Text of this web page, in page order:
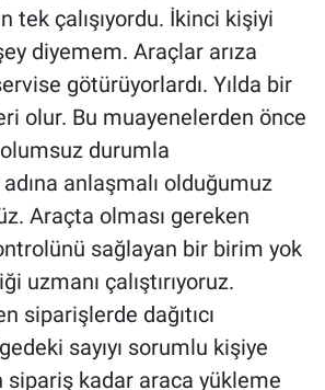
tek çalışıyordu. İkinci kişiyi
diyemem. Araçlar arıza
götürüyorlardı. Yılda bir
olur. Bu muayenelerden önce
durumla
anlaşmalı olduğumuz
Araçta olması gereken
sağlayan bir birim yok
uzmanı çalıştırıyoruz.
siparişlerde dağıtıcı
sayıyı sorumlu kişiye
sipariş kadar araca yükleme